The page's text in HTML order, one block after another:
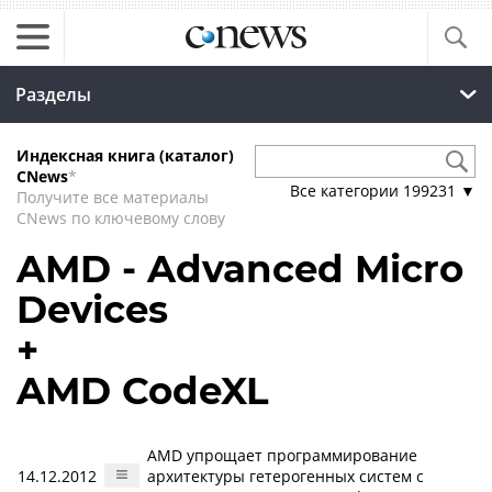
Разделы
Индексная книга (каталог)
CNews*
Получите все материалы
CNews по ключевому слову
Все категории 199231 ▼
AMD - Advanced Micro
Devices
+
AMD CodeXL
14.12.2012
AMD упрощает программирование
архитектуры гетерогенных систем с